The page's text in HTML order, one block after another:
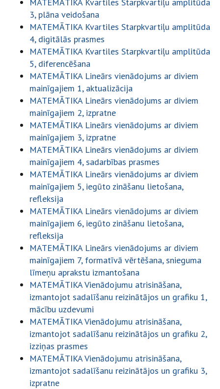
3, plāna veidošana
MATEMĀTIKA Kvartiles Starpkvartiļu amplitūda
4, digitālās prasmes
MATEMĀTIKA Kvartiles Starpkvartiļu amplitūda
5, diferencēšana
MATEMĀTIKA Lineārs vienādojums ar diviem
mainīgajiem 1, aktualizācija
MATEMĀTIKA Lineārs vienādojums ar diviem
mainīgajiem 2, izpratne
MATEMĀTIKA Lineārs vienādojums ar diviem
mainīgajiem 3, izpratne
MATEMĀTIKA Lineārs vienādojums ar diviem
mainīgajiem 4, sadarbības prasmes
MATEMĀTIKA Lineārs vienādojums ar diviem
mainīgajiem 5, iegūto zināšanu lietošana,
refleksija
MATEMĀTIKA Lineārs vienādojums ar diviem
mainīgajiem 6, iegūto zināšanu lietošana,
refleksija
MATEMĀTIKA Lineārs vienādojums ar diviem
mainīgajiem 7, formatīvā vērtēšana, snieguma
līmeņu aprakstu izmantošana
MATEMĀTIKA Vienādojumu atrisināšana,
izmantojot sadalīšanu reizinātājos un grafiku 1,
mācību uzdevumi
MATEMĀTIKA Vienādojumu atrisināšana,
izmantojot sadalīšanu reizinātājos un grafiku 2,
izziņas prasmes
MATEMĀTIKA Vienādojumu atrisināšana,
izmantojot sadalīšanu reizinātājos un grafiku 3,
izpratne